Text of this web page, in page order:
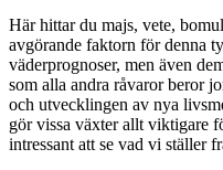
Här hittar du majs, vete,
avgörande faktorn för denna
väderprognoser, men även
som alla andra råvaror beror
och utvecklingen av nya
gör vissa växter allt viktigare
intressant att se vad vi ställer